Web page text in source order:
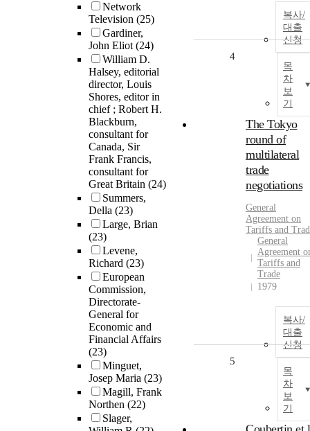
Network
Television (25)
Gardiner,
John Eliot(24)
William D.
Halsey, editorial
director, Louis
Shores, editor in
chief ; Robert H.
Blackburn,
consultant for
Canada, Sir
Frank Francis,
consultant for
Great Britain (24)
Summers,
Della (23)
Large, Brian
(23)
Levene,
Richard (23)
European
Commission,
Directorate-
General for
Economic and
Financial Affairs
(23)
Minguet,
Josep Maria (23)
Magill, Frank
Northen (22)
Slager,
복사/
대출
신청
목
차
보
기
4
The Tokyo
round of
multilateral
trade
negotiations
General
Agreement on
Tariffs and
General
Agreement
Tariffs and
Trade
1979
복사/
대출
신청
목
차
보
기
5